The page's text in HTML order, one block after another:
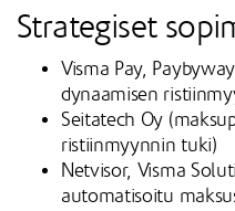
Strategiset
Visma Pay,
dynaamisen
Seitatech Oy
ristiinmyynnin tuki)
Netvisor, Visma
automatisoitu